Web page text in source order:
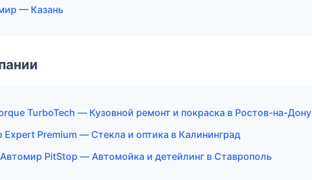
— Казань
TurboTech — Кузовной ремонт и покраска в Ростов-на-Дону
Expert Premium — Стекла и оптика в Калининград
PitStop — Автомойка и детейлинг в Ставрополь